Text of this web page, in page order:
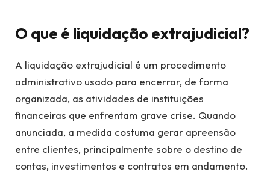
O que é liquidação extrajudicial?
A liquidação extrajudicial é um procedimento
administrativo usado para encerrar, de forma
organizada, as atividades de instituições
financeiras que enfrentam grave crise. Quando
anunciada, a medida costuma gerar apreensão
entre clientes, principalmente sobre o destino de
contas, investimentos e contratos em andamento.